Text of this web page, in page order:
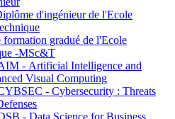
d'ingénieur de l'Ecole
gradué de l'Ecole
-MSc&T
- Artificial Intelligence and
Visual Computing
- Cybersecurity : Threats
- Data Science for Business